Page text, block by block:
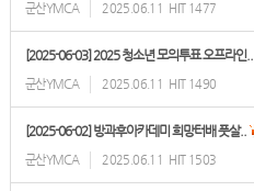
군산YMCA 2025.06.11 HIT 1477
[2025-06-03] 2025 청소년 모의투표 오프라인..
군산YMCA 2025.06.11 HIT 1490
[2025-06-02] 방과후아카데미 희망터배 풋살..
군산YMCA 2025.06.11 HIT 1503